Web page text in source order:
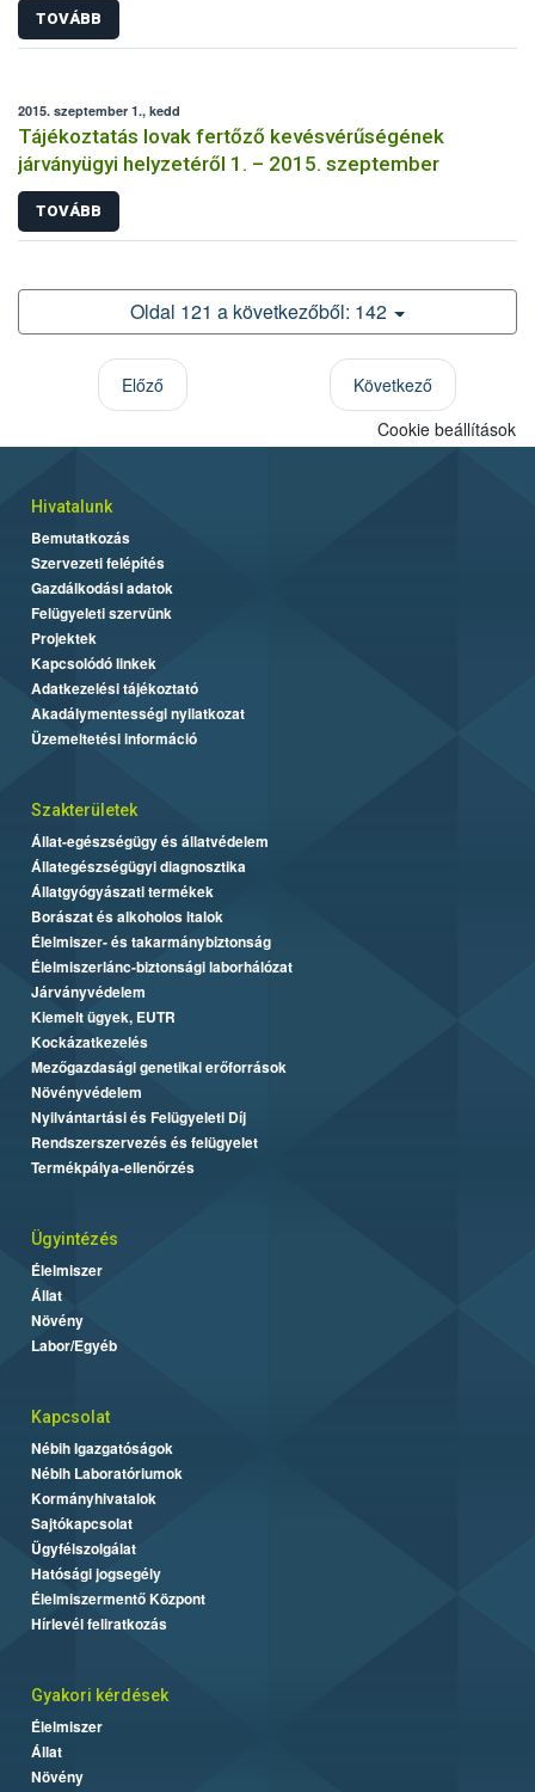
TOVÁBB
2015. szeptember 1., kedd
Tájékoztatás lovak fertőző kevésvérűségének
járványügyi helyzetéről 1. – 2015. szeptember
TOVÁBB
Oldal 121 a következőből: 142
Előző
Következő
Cookie beállítások
Hivatalunk
Bemutatkozás
Szervezeti felépítés
Gazdálkodási adatok
Felügyeleti szervünk
Projektek
Kapcsolódó linkek
Adatkezelési tájékoztató
Akadálymentességi nyilatkozat
Üzemeltetési információ
Szakterületek
Állat-egészségügy és állatvédelem
Állategészségügyi diagnosztika
Állatgyógyászati termékek
Borászat és alkoholos italok
Élelmiszer- és takarmánybiztonság
Élelmiszerlánc-biztonsági laborhálózat
Járványvédelem
Kiemelt ügyek, EUTR
Kockázatkezelés
Mezőgazdasági genetikai erőforrások
Növényvédelem
Nyilvántartási és Felügyeleti Díj
Rendszerszervezés és felügyelet
Termékpálya-ellenőrzés
Ügyintézés
Élelmiszer
Állat
Növény
Labor/Egyéb
Kapcsolat
Nébih Igazgatóságok
Nébih Laboratóriumok
Kormányhivatalok
Sajtókapcsolat
Ügyfélszolgálat
Hatósági jogsegély
Élelmiszermentő Központ
Hírlevél feliratkozás
Gyakori kérdések
Élelmiszer
Állat
Növény